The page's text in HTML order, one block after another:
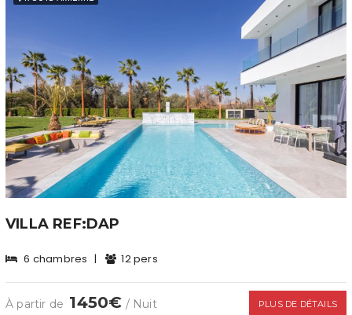
VILLA REF:DAP
6 chambres | 12 pers
À partir de 1450€ / Nuit PLUS DE DÉTAILS